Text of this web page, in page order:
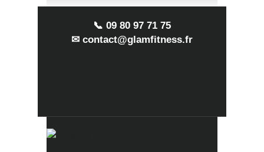
📞 09 80 97 71 75
✉ contact@glamfitness.fr